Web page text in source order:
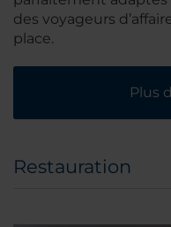
des voyageurs
place.
Plus
Restauration